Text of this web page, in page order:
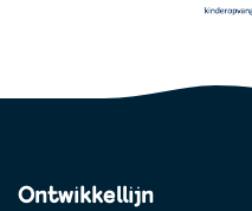
Ontwikkellijn